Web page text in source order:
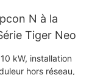
N à la
Tiger Neo